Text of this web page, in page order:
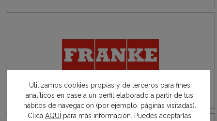
Utilizamos cookies propias y de terceros para fines
analíticos en base a un perfil elaborado a partir de tus
hábitos de navegación (por ejemplo, páginas visitadas).
Clica AQUÍ para más información. Puedes aceptarlas